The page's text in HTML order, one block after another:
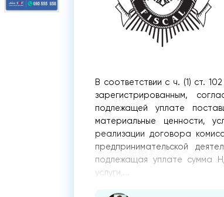
В соответствии с ч. (1) ст.
зарегистрированным,
подлежащей уплате
материальные ценности,
реализации договора
предпринимательской
подлежащая уплате сумма
услуги,...